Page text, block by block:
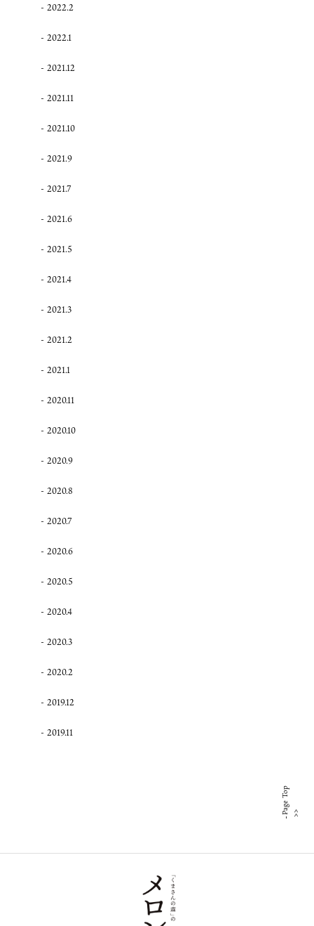
2022.2
2022.1
2021.12
2021.11
2021.10
2021.9
2021.7
2021.6
2021.5
2021.4
2021.3
2021.2
2021.1
2020.11
2020.10
2020.9
2020.8
2020.7
2020.6
2020.5
2020.4
2020.3
2020.2
2019.12
2019.11
Page Top